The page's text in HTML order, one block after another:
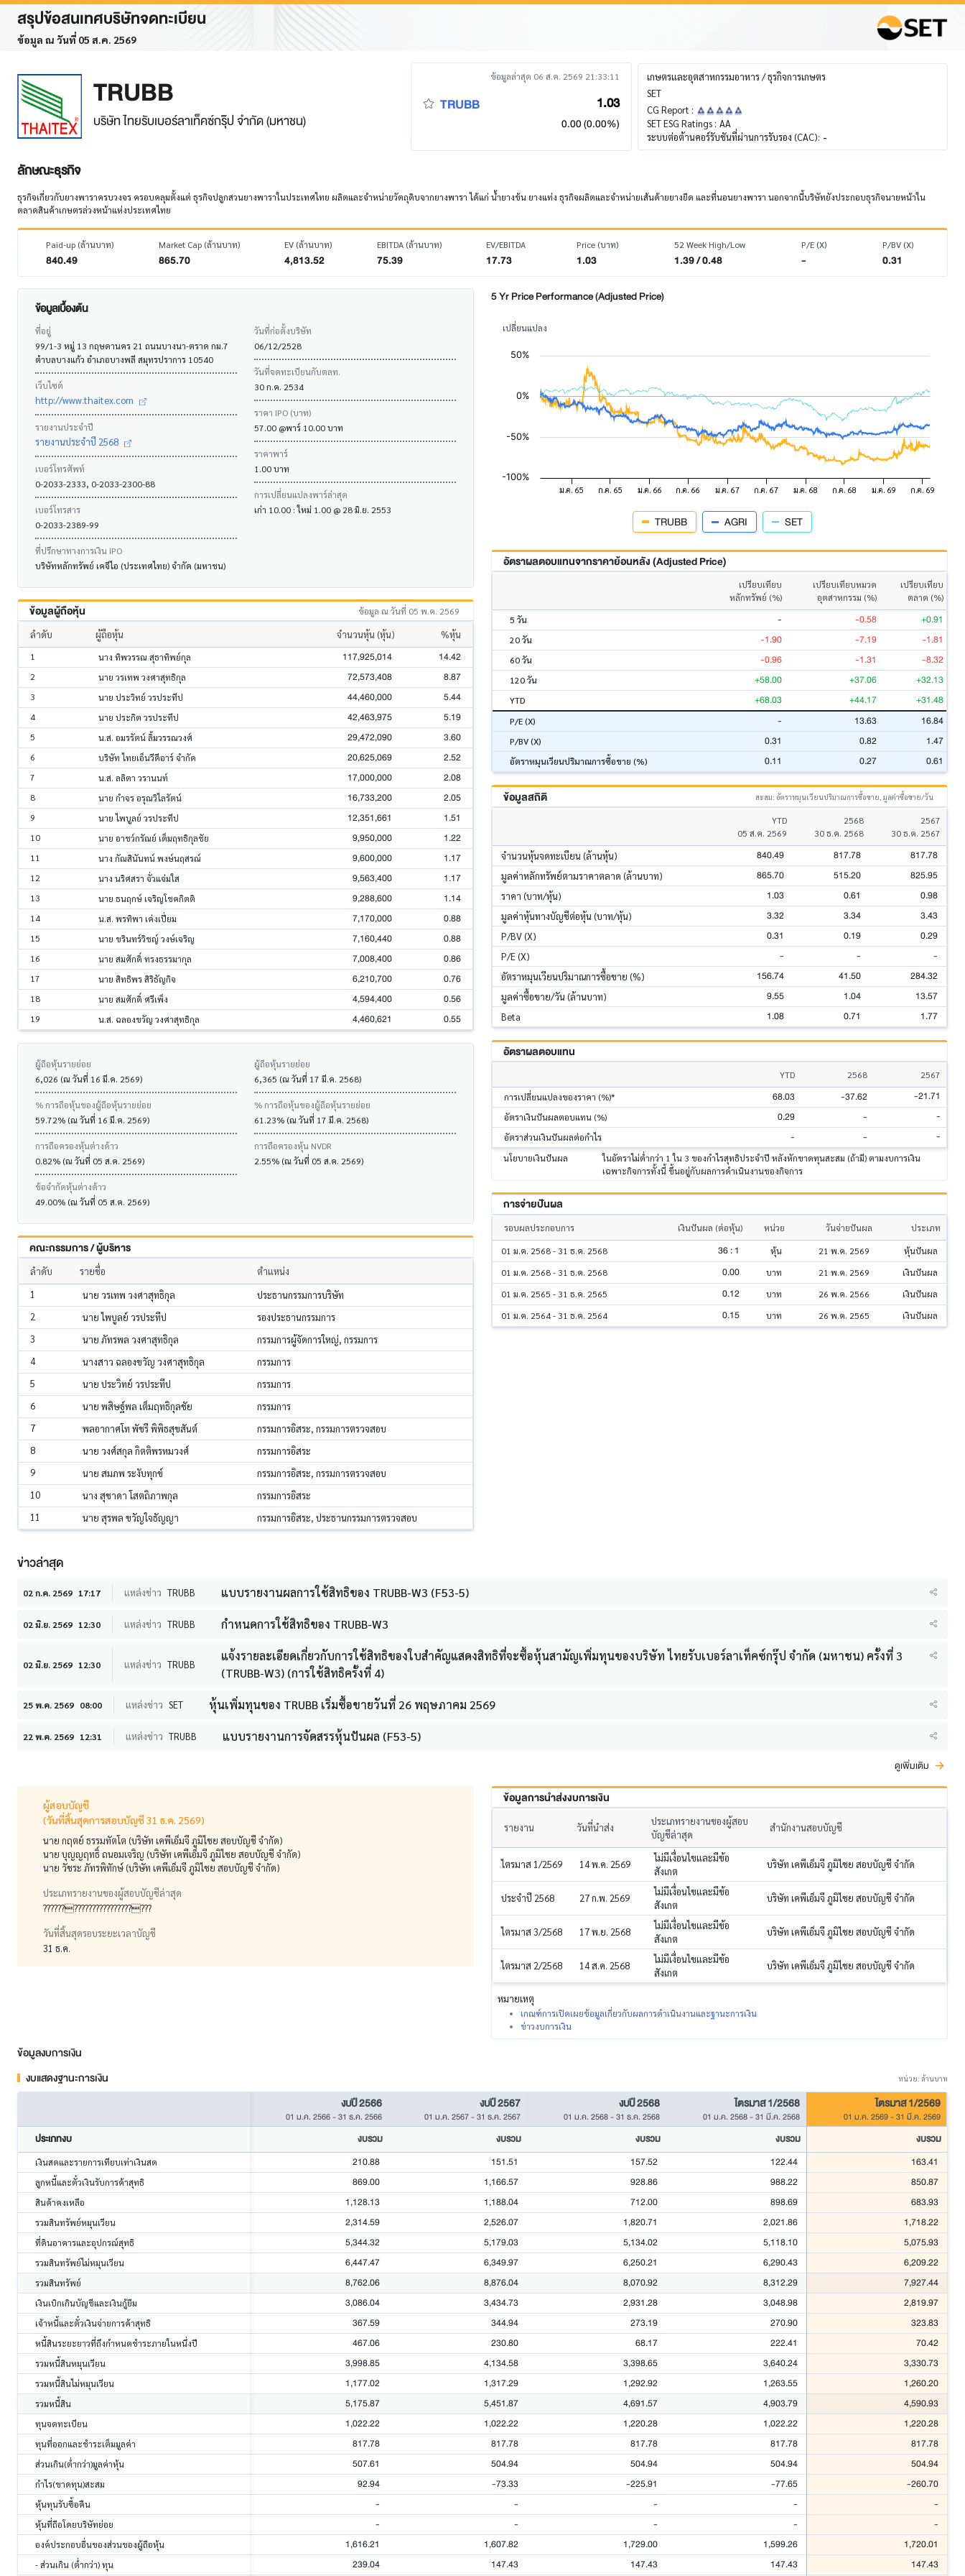
สรุปข้อสนเทศบริษัทจดทะเบียน
ข้อมูล ณ วันที่ 05 ส.ค. 2569
TRUBB
บริษัท ไทยรับเบอร์ลาเท็คซ์กรุ๊ป จำกัด (มหาชน)
ข้อมูลล่าสุด 06 ส.ค. 2569 21:33:11
TRUBB 1.03
0.00 (0.00%)
เกษตรและอุตสาหกรรมอาหาร / ธุรกิจการเกษตร
SET
CG Report :
SET ESG Ratings : AA
ระบบต่อต้านคอร์รับชันที่ผ่านการรับรอง (CAC): -
ลักษณะธุรกิจ
ธุรกิจเกี่ยวกับยางพาราครบวงจร ครอบคลุมตั้งแต่ ธุรกิจปลูกสวนยางพาราในประเทศไทย ผลิตและจำหน่ายวัตถุดิบจากยางพารา ได้แก่ น้ำยางข้น ยางแท่ง ธุรกิจผลิตและจำหน่ายเส้นด้ายยางยืด และที่นอนยางพารา นอกจากนี้บริษัทยังประกอบธุรกิจนายหน้าใน
ตลาดสินค้าเกษตรล่วงหน้าแห่งประเทศไทย
Paid-up (ล้านบาท)
840.49
Market Cap (ล้านบาท)
865.70
EV (ล้านบาท)
4,813.52
EBITDA (ล้านบาท)
75.39
EV/EBITDA
17.73
Price (บาท)
1.03
52 Week High/Low
1.39 / 0.48
P/E (X)
-
P/BV (X)
0.31
ข้อมูลเบื้องต้น
ที่อยู่
99/1-3 หมู่ 13 กฤษดานคร 21 ถนนบางนา-ตราด กม.7
ตำบลบางแก้ว อำเภอบางพลี สมุทรปราการ 10540
เว็บไซต์
http://www.thaitex.com
รายงานประจำปี
รายงานประจำปี 2568
เบอร์โทรศัพท์
0-2033-2333, 0-2033-2300-88
เบอร์โทรสาร
0-2033-2389-99
ที่ปรึกษาทางการเงิน IPO
บริษัทหลักทรัพย์ เคจีไอ (ประเทศไทย) จำกัด (มหาชน)
วันที่ก่อตั้งบริษัท
06/12/2528
วันที่จดทะเบียนกับตลท.
30 ก.ค. 2534
ราคา IPO (บาท)
57.00 @พาร์ 10.00 บาท
ราคาพาร์
1.00 บาท
การเปลี่ยนแปลงพาร์ล่าสุด
เก่า 10.00 : ใหม่ 1.00 @ 28 มิ.ย. 2553
ข้อมูลผู้ถือหุ้น ข้อมูล ณ วันที่ 05 พ.ค. 2569
ลำดับ ผู้ถือหุ้น จำนวนหุ้น (หุ้น) %หุ้น
1 นาง ทิพวรรณ สุธาทิพย์กุล 117,925,014 14.42
2 นาย วรเทพ วงศาสุทธิกุล 72,573,408 8.87
3 นาย ประวิทย์ วรประทีป 44,460,000 5.44
4 นาย ประกิต วรประทีป 42,463,975 5.19
5 น.ส. อมรรัตน์ ลิ้มวรรณวงศ์ 29,472,090 3.60
6 บริษัท ไทยเอ็นวีดีอาร์ จำกัด 20,625,069 2.52
7 น.ส. ลลิตา วรานนท์ 17,000,000 2.08
8 นาย กำจร อรุณวิไลรัตน์ 16,733,200 2.05
9 นาย ไพบูลย์ วรประทีป 12,351,661 1.51
10 นาย อาชว์กรัณย์ เต็มฤทธิกุลชัย 9,950,000 1.22
11 นาง กัณสินันทน์ พงษ์นฤสรณ์ 9,600,000 1.17
12 นาง นริศสรา จั่วแจ่มใส 9,563,400 1.17
13 นาย ธนฤกษ์ เจริญโชคกิตติ 9,288,600 1.14
14 น.ส. พรทิพา เค่งเปี่ยม 7,170,000 0.88
15 นาย ขรินทร์วิชญ์ วงษ์เจริญ 7,160,440 0.88
16 นาย สมศักดิ์ ทรงธรรมากุล 7,008,400 0.86
17 นาย สิทธิพร สิริธัญกิจ 6,210,700 0.76
18 นาย สมศักดิ์ ศรีเพ็ง 4,594,400 0.56
19 น.ส. ฉลองขวัญ วงศาสุทธิกุล 4,460,621 0.55
ผู้ถือหุ้นรายย่อย
6,026 (ณ วันที่ 16 มี.ค. 2569)
% การถือหุ้นของผู้ถือหุ้นรายย่อย
59.72% (ณ วันที่ 16 มี.ค. 2569)
การถือครองหุ้นต่างด้าว
0.82% (ณ วันที่ 05 ส.ค. 2569)
ข้อจำกัดหุ้นต่างด้าว
49.00% (ณ วันที่ 05 ส.ค. 2569)
ผู้ถือหุ้นรายย่อย
6,365 (ณ วันที่ 17 มี.ค. 2568)
% การถือหุ้นของผู้ถือหุ้นรายย่อย
61.23% (ณ วันที่ 17 มี.ค. 2568)
การถือครองหุ้น NVDR
2.55% (ณ วันที่ 05 ส.ค. 2569)
คณะกรรมการ / ผู้บริหาร
ลำดับ รายชื่อ
ตำแหน่ง
1
นาย วรเทพ วงศาสุทธิกุล
ประธานกรรมการบริษัท
2
นาย ไพบูลย์ วรประทีป
รองประธานกรรมการ
3
นาย ภัทรพล วงศาสุทธิกุล
กรรมการผู้จัดการใหญ่, กรรมการ
4
นางสาว ฉลองขวัญ วงศาสุทธิกุล
กรรมการ
5
นาย ประวิทย์ วรประทีป
กรรมการ
6
นาย พสิษฐ์พล เต็มฤทธิกุลชัย
กรรมการ
7
พลอากาศโท พัชรี พิพิธสุขสันต์
กรรมการอิสระ, กรรมการตรวจสอบ
8
นาย วงศ์สกุล กิตติพรหมวงศ์
กรรมการอิสระ
9
นาย สมภพ ระงับทุกข์
กรรมการอิสระ, กรรมการตรวจสอบ
10
นาง สุชาดา โสตถิภาพกุล
กรรมการอิสระ
11
นาย สุรพล ขวัญใจธัญญา กรรมการอิสระ, ประธานกรรมการตรวจสอบ
5 Yr Price Performance (Adjusted Price)
เปลี่ยนแปลง
TRUBB AGRI SET
อัตราผลตอบแทนจากราคาย้อนหลัง (Adjusted Price)
เปรียบเทียบ
หลักทรัพย์ (%)
เปรียบเทียบหมวด
อุตสาหกรรม (%)
เปรียบเทียบ
ตลาด (%)
5 วัน
- -0.58 +0.91
20 วัน -1.90 -7.19 -1.81
60 วัน -0.96 -1.31 -8.32
120 วัน +58.00 +37.06 +32.13
YTD +68.03 +44.17 +31.48
P/E (X) - 13.63 16.84
P/BV (X) 0.31 0.82 1.47
อัตราหมุนเวียนปริมาณการซื้อขาย (%) 0.11 0.27 0.61
ข้อมูลสถิติ สะสม: อัตราหมุนเวียนปริมาณการซื้อขาย, มูลค่าซื้อขาย/วัน
YTD
05 ส.ค. 2569
2568
30 ธ.ค. 2568
2567
30 ธ.ค. 2567
จำนวนหุ้นจดทะเบียน (ล้านหุ้น) 840.49 817.78 817.78
มูลค่าหลักทรัพย์ตามราคาตลาด (ล้านบาท) 865.70 515.20 825.95
ราคา (บาท/หุ้น) 1.03 0.61 0.98
มูลค่าหุ้นทางบัญชีต่อหุ้น (บาท/หุ้น) 3.32 3.34 3.43
P/BV (X) 0.31 0.19 0.29
P/E (X) - - -
อัตราหมุนเวียนปริมาณการซื้อขาย (%) 156.74 41.50 284.32
มูลค่าซื้อขาย/วัน (ล้านบาท) 9.55 1.04 13.57
Beta 1.08 0.71 1.77
อัตราผลตอบแทน
YTD 2568
2567
การเปลี่ยนแปลงของราคา (%)*
68.03 -37.62 -21.71
อัตราเงินปันผลตอบแทน (%) 0.29 - -
อัตราส่วนเงินปันผลต่อกำไร - - -
นโยบายเงินปันผล
ในอัตราไม่ต่ำกว่า 1 ใน 3 ของกำไรสุทธิประจำปี หลังหักขาดทุนสะสม (ถ้ามี) ตามงบการเงิน
เฉพาะกิจการทั้งนี้ ขึ้นอยู่กับผลการดำเนินงานของกิจการ
การจ่ายปันผล
รอบผลประกอบการ เงินปันผล (ต่อหุ้น) หน่วย วันจ่ายปันผล
ประเภท
01 ม.ค. 2568 - 31 ธ.ค. 2568
36 : 1 หุ้น 21 พ.ค. 2569
หุ้นปันผล
01 ม.ค. 2568 - 31 ธ.ค. 2568
0.00 บาท 21 พ.ค. 2569
เงินปันผล
01 ม.ค. 2565 - 31 ธ.ค. 2565
0.12 บาท 26 พ.ค. 2566
เงินปันผล
01 ม.ค. 2564 - 31 ธ.ค. 2564
0.15 บาท 26 พ.ค. 2565 เงินปันผล
ข่าวล่าสุด
02 ก.ค. 2569 17:17 แหล่งข่าว TRUBB แบบรายงานผลการใช้สิทธิของ TRUBB-W3 (F53-5)
02 มิ.ย. 2569 12:30 แหล่งข่าว TRUBB กำหนดการใช้สิทธิของ TRUBB-W3
02 มิ.ย. 2569 12:30 แหล่งข่าว TRUBB
แจ้งรายละเอียดเกี่ยวกับการใช้สิทธิของใบสำคัญแสดงสิทธิที่จะซื้อหุ้นสามัญเพิ่มทุนของบริษัท ไทยรับเบอร์ลาเท็คซ์กรุ๊ป จำกัด (มหาชน) ครั้งที่ 3
(TRUBB-W3) (การใช้สิทธิครั้งที่ 4)
25 พ.ค. 2569 08:00 แหล่งข่าว SET หุ้นเพิ่มทุนของ TRUBB เริ่มซื้อขายวันที่ 26 พฤษภาคม 2569
22 พ.ค. 2569 12:31 แหล่งข่าว TRUBB แบบรายงานการจัดสรรหุ้นปันผล (F53-5)
ดูเพิ่มเติม
ผู้สอบบัญชี
(วันที่สิ้นสุดการสอบบัญชี 31 ธ.ค. 2569)
นาย กฤตย์ ธรรมทัตโต (บริษัท เคพีเอ็มจี ภูมิไชย สอบบัญชี จำกัด)
นาย บุญญฤทธิ์ ถนอมเจริญ (บริษัท เคพีเอ็มจี ภูมิไชย สอบบัญชี จำกัด)
นาย วัชระ ภัทรพิทักษ์ (บริษัท เคพีเอ็มจี ภูมิไชย สอบบัญชี จำกัด)
ประเภทรายงานของผู้สอบบัญชีล่าสุด
?????????????????????????
วันที่สิ้นสุดรอบระยะเวลาบัญชี
31 ธ.ค.
ข้อมูลการนำส่งงบการเงิน
รายงาน วันที่นำส่ง
ประเภทรายงานของผู้สอบ
บัญชีล่าสุด
สำนักงานสอบบัญชี
ไตรมาส 1/2569 14 พ.ค. 2569
ไม่มีเงื่อนไขและมีข้อ
สังเกต
บริษัท เคพีเอ็มจี ภูมิไชย สอบบัญชี จำกัด
ประจำปี 2568 27 ก.พ. 2569
ไม่มีเงื่อนไขและมีข้อ
สังเกต
บริษัท เคพีเอ็มจี ภูมิไชย สอบบัญชี จำกัด
ไตรมาส 3/2568 17 พ.ย. 2568
ไม่มีเงื่อนไขและมีข้อ
สังเกต
บริษัท เคพีเอ็มจี ภูมิไชย สอบบัญชี จำกัด
ไตรมาส 2/2568 14 ส.ค. 2568
ไม่มีเงื่อนไขและมีข้อ
สังเกต
บริษัท เคพีเอ็มจี ภูมิไชย สอบบัญชี จำกัด
หมายเหตุ
เกณฑ์การเปิดเผยข้อมูลเกี่ยวกับผลการดำเนินงานและฐานะการเงิน
ข่าวงบการเงิน
ข้อมูลงบการเงิน
งบแสดงฐานะการเงิน
หน่วย: ล้านบาท
งบปี 2566
01 ม.ค. 2566-31 ธ.ค. 2566
งบปี 2567
01 ม.ค. 2567-31 ธ.ค. 2567
งบปี 2568
01 ม.ค. 2568-31 ธ.ค. 2568
ไตรมาส 1/2568
01 ม.ค. 2568-31 มี.ค. 2568
ไตรมาส 1/2569
01 ม.ค. 2569-31 มี.ค. 2569
ประเภทงบ งบรวม งบรวม งบรวม งบรวม งบรวม
เงินสดและรายการเทียบเท่าเงินสด 210.88 151.51 157.52 122.44 163.41
ลูกหนี้และตั๋วเงินรับการค้าสุทธิ 869.00 1,166.57 928.86 988.22 850.87
สินค้าคงเหลือ 1,128.13 1,188.04 712.00 898.69 683.93
รวมสินทรัพย์หมุนเวียน 2,314.59 2,526.07 1,820.71 2,021.86 1,718.22
ที่ดินอาคารและอุปกรณ์สุทธิ 5,344.32 5,179.03 5,134.02 5,118.10 5,075.93
รวมสินทรัพย์ไม่หมุนเวียน 6,447.47 6,349.97 6,250.21 6,290.43 6,209.22
รวมสินทรัพย์ 8,762.06 8,876.04 8,070.92 8,312.29 7,927.44
เงินเบิกเกินบัญชีและเงินกู้ยืม 3,086.04 3,434.73 2,931.28 3,048.98 2,819.97
เจ้าหนี้และตั๋วเงินจ่ายการค้าสุทธิ 367.59 344.94 273.19 270.90 323.83
หนี้สินระยะยาวที่ถึงกำหนดชำระภายในหนึ่งปี 467.06 230.80 68.17 222.41 70.42
รวมหนี้สินหมุนเวียน 3,998.85 4,134.58 3,398.65 3,640.24 3,330.73
รวมหนี้สินไม่หมุนเวียน 1,177.02 1,317.29 1,292.92 1,263.55 1,260.20
รวมหนี้สิน 5,175.87 5,451.87 4,691.57 4,903.79 4,590.93
ทุนจดทะเบียน 1,022.22 1,022.22 1,220.28 1,022.22 1,220.28
ทุนที่ออกและชำระเต็มมูลค่า 817.78 817.78 817.78 817.78 817.78
ส่วนเกิน(ต่ำกว่า)มูลค่าหุ้น 507.61 504.94 504.94 504.94 504.94
กำไร(ขาดทุน)สะสม 92.94 -73.33 -225.91 -77.65 -260.70
หุ้นทุนรับซื้อคืน - - - - -
หุ้นที่ถือโดยบริษัทย่อย - - - - -
องค์ประกอบอื่นของส่วนของผู้ถือหุ้น 1,616.21 1,607.82 1,729.00 1,599.26 1,720.01
- ส่วนเกิน (ต่ำกว่า) ทุน 239.04 147.43 147.43 147.43 147.43